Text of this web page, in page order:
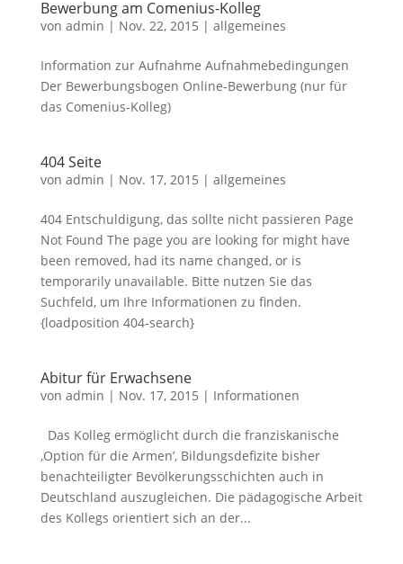
Bewerbung am Comenius-Kolleg
von admin | Nov. 22, 2015 | allgemeines
Information zur Aufnahme Aufnahmebedingungen
Der Bewerbungsbogen Online-Bewerbung (nur für
das Comenius-Kolleg)
404 Seite
von admin | Nov. 17, 2015 | allgemeines
404 Entschuldigung, das sollte nicht passieren Page
Not Found The page you are looking for might have
been removed, had its name changed, or is
temporarily unavailable. Bitte nutzen Sie das
Suchfeld, um Ihre Informationen zu finden.
{loadposition 404-search}
Abitur für Erwachsene
von admin | Nov. 17, 2015 | Informationen
Das Kolleg ermöglicht durch die franziskanische
‚Option für die Armen’, Bildungsdefizite bisher
benachteiligter Bevölkerungsschichten auch in
Deutschland auszugleichen. Die pädagogische Arbeit
des Kollegs orientiert sich an der...